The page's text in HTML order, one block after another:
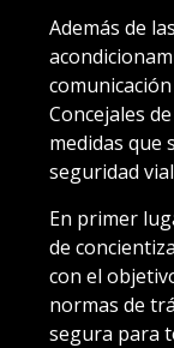
Además de
Concejales
medidas que
seguridad
En primer
de
con el
normas de
segura para